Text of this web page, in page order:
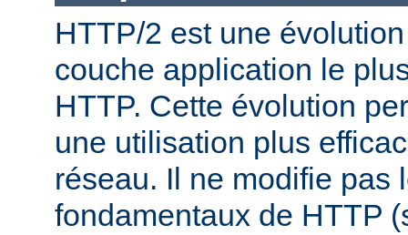
HTTP/2 est une
couche application le
HTTP. Cette évolution
une utilisation plus
réseau. Il ne modifie pas
fondamentaux de HTTP